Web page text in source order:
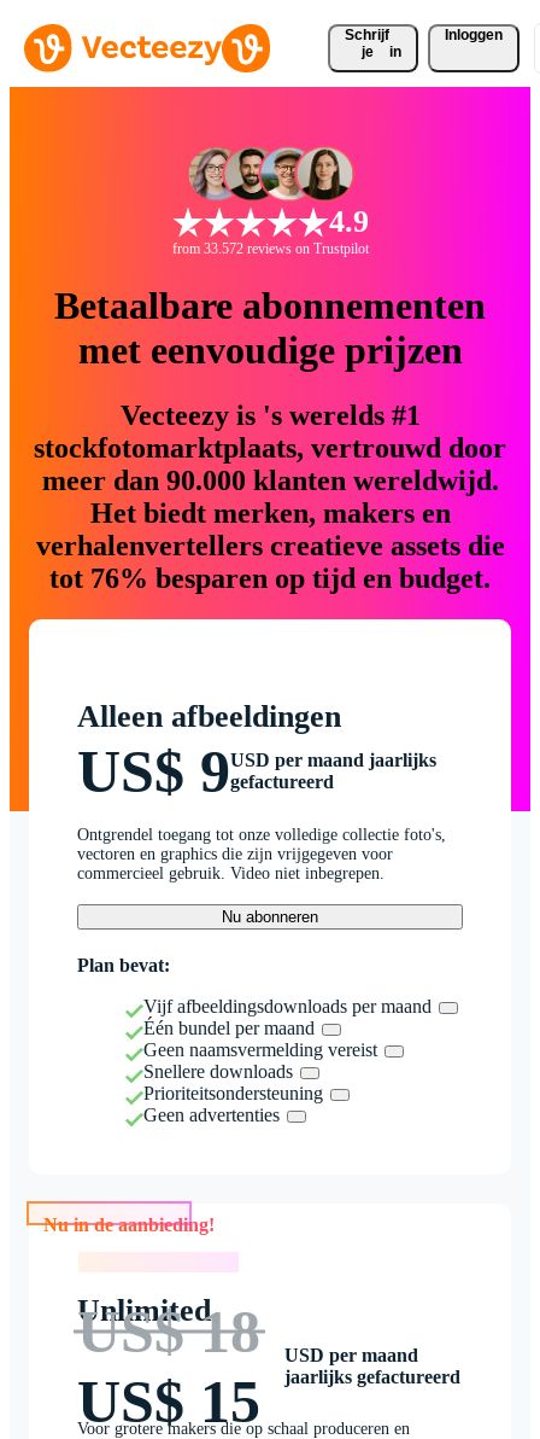
Schrijf
je
in
Inloggen
4.9
from 33.572 reviews on Trustpilot
Betaalbare abonnementen
met eenvoudige prijzen
Vecteezy is 's werelds #1
stockfotomarktplaats, vertrouwd door
meer dan 90.000 klanten wereldwijd.
Het biedt merken, makers en
verhalenvertellers creatieve assets die
tot 76% besparen op tijd en budget.
Alleen afbeeldingen
US$ 9USD per maand jaarlijks
gefactureerd
Ontgrendel toegang tot onze volledige collectie foto's,
vectoren en graphics die zijn vrijgegeven voor
commercieel gebruik. Video niet inbegrepen.
Nu abonneren
Plan bevat:
Vijf afbeeldingsdownloads per maand
Één bundel per maand
Geen naamsvermelding vereist
Snellere downloads
Prioriteitsondersteuning
Geen advertenties
Nu in de aanbieding!
Unlimited
US$ 18
US$ 15
USD per maand
jaarlijks gefactureerd
Voor grotere makers die op schaal produceren en